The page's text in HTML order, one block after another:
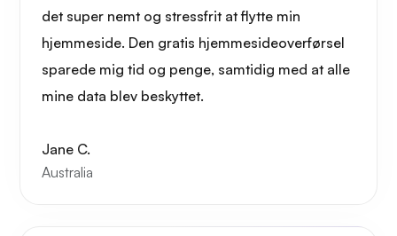
det super nemt og stressfrit at flytte min
hjemmeside. Den gratis hjemmesideoverførsel
sparede mig tid og penge, samtidig med at alle
mine data blev beskyttet.
Jane C.
Australia